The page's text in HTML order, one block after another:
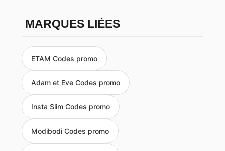
MARQUES LIÉES
ETAM Codes promo
Adam et Eve Codes promo
Insta Slim Codes promo
Modibodi Codes promo